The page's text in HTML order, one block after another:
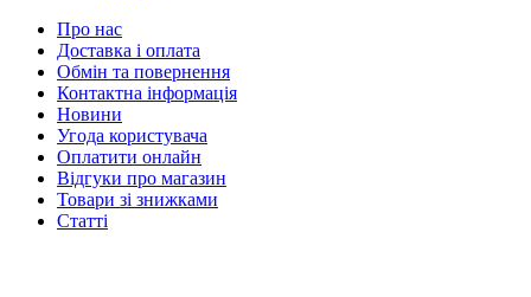
Про нас
Доставка і оплата
Обмін та повернення
Контактна інформація
Новини
Угода користувача
Оплатити онлайн
Відгуки про магазин
Товари зі знижками
Статті